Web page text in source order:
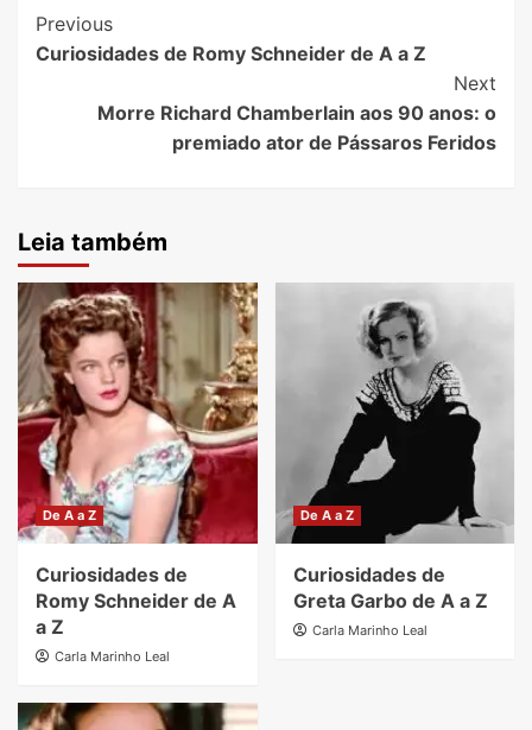
Post
Navigation
Previous
Curiosidades de Romy Schneider de A a Z
Next
Morre Richard Chamberlain aos 90 anos: o
premiado ator de Pássaros Feridos
Leia também
De A a Z
Curiosidades de
Romy Schneider de A
a Z
Carla Marinho Leal
De A a Z
Curiosidades de
Greta Garbo de A a Z
Carla Marinho Leal